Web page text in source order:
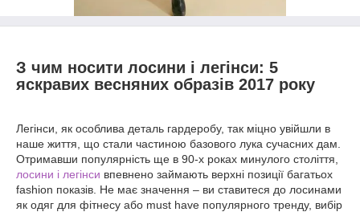
З чим носити лосини і легінси: 5
яскравих весняних образів 2017 року
Легінси, як особлива деталь гардеробу, так міцно увійшли в
наше життя, що стали частиною базового лука сучасних дам.
Отримавши популярність ще в 90-х роках минулого століття,
лосини і легінси впевнено займають верхні позиції багатьох
fashion показів. Не має значення – ви ставитеся до лосинами
як одяг для фітнесу або must have популярного тренду, вибір